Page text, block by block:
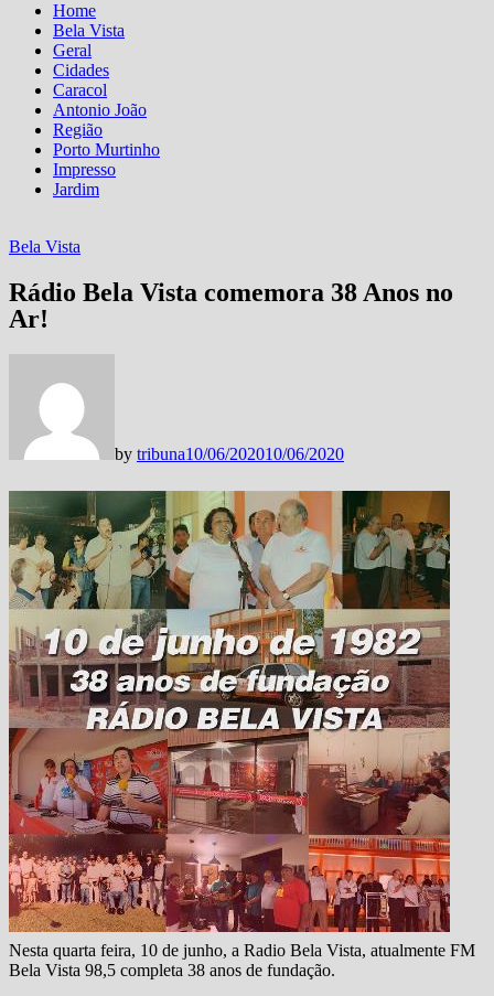
Home
Bela Vista
Geral
Cidades
Caracol
Antonio João
Região
Porto Murtinho
Impresso
Jardim
Bela Vista
Rádio Bela Vista comemora 38 Anos no
Ar!
by tribuna10/06/202010/06/2020
Nesta quarta feira, 10 de junho, a Radio Bela Vista, atualmente FM
Bela Vista 98,5 completa 38 anos de fundação.